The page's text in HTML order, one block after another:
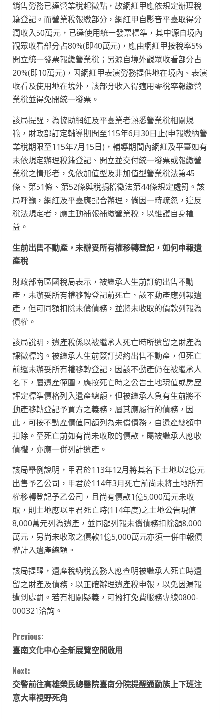
銷售勞務已達營業稅起徵點，故網紅甲應依規定辦理稅
籍登記。而營業稅報繳部分，網紅甲自影音平臺取得分
潤收入50萬元，已達使用統一發票標準，其中源自境內
觀眾收看部分占80%(即40萬元)，應由網紅甲按稅率5%
開立統一發票報繳營業稅；另源自境外觀眾收看部分占
20%(即10萬元)，因網紅甲表演勞務提供地在境內、表演
收看及使用地在境外，該部分收入得適用零稅率報繳營
業稅並得免開統一發票。
該局提醒，為協助網紅及平臺業者熟悉營業稅相關規
範，財政部訂定輔導期間至115年6月30日止(申報繳納營
業稅期限至115年7月15日)，輔導期間內網紅及平臺如有
未依規定辦理稅籍登記、開立並交付統一發票或報繳營
業稅之情形者，免依加值型及非加值型營業稅法第45
條、第51條、第52條與稅捐稽徵法第44條規定處罰。該
局呼籲，網紅及平臺應配合辦理，倘因一時疏忽，違反
稅法規定者，應主動補報補繳營業稅，以維護自身權
益。
生前出售不動產，未辦妥所有權移轉登記，如何申報遺
產稅
財政部南區國稅局表示，被繼承人生前訂約出售不動
產，未辦妥所有權移轉登記前死亡，該不動產應列報遺
產，但可同額扣除未償債務，並將未收取的價款列報為
債權。
該局說明，遺產稅係以被繼承人死亡時所遺留之財產為
課徵標的。被繼承人生前簽訂契約出售不動產，但死亡
前還未辦妥所有權移轉登記，因該不動產仍在被繼承人
名下，屬遺產範圍，應按死亡時之公告土地現值或房屋
評定標準價格列入遺產總額，但被繼承人負有生前將不
動產移轉登記予買方之義務，屬其應履行的債務，因
此，可按不動產價值同額列為未償債務，自遺產總額中
扣除。至死亡前如有尚未收取的價款，屬被繼承人應收
債權，亦應一併列計遺產。
該局舉例說明，甲君於113年12月將其名下土地以2億元
出售予乙公司，甲君於114年3月死亡前尚未將土地所有
權移轉登記予乙公司，且尚有價款1億5,000萬元未收
取，則土地應以甲君死亡時(114年度)之土地公告現值
8,000萬元列為遺產，並同額列報未償債務扣除額8,000
萬元，另尚未收取之價款1億5,000萬元亦須一併申報債
權計入遺產總額。
該局提醒，遺產稅納稅義務人應查明被繼承人死亡時遺
留之財產及債務，以正確辦理遺產稅申報，以免因漏報
遭到處罰。若有相關疑義，可撥打免費服務專線0800-
000321洽詢。
C
o
n
t
Previous:
臺南文化中心全新展覽空間啟用
Next:
交警前往高雄榮民總醫院臺南分院提醒通勤族上下班注
意大車視野死角